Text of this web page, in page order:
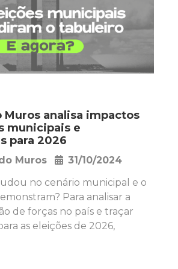
Muros analisa impactos
municipais e
para 2026
Muros
31/10/2024
no cenário municipal e o
Para analisar a
de forças no país e traçar
as eleições de 2026,